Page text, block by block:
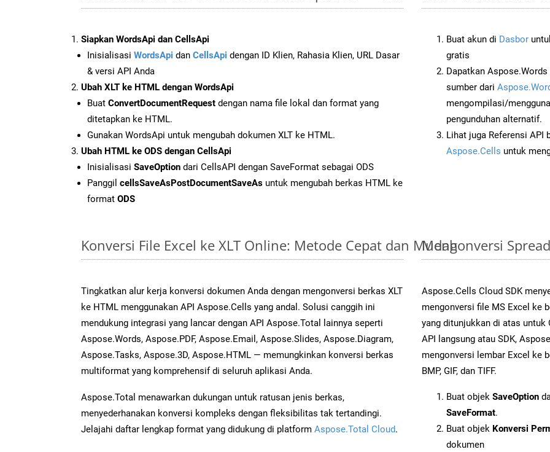
Siapkan WordsApi dan CellsApi
Inisialisasi WordsApi dan CellsApi dengan ID Klien, Rahasia Klien, URL Dasar
& versi API Anda
Ubah XLT ke HTML dengan WordsApi
Buat ConvertDocumentRequest dengan nama file lokal dan format yang
ditetapkan ke HTML.
Gunakan WordsApi untuk mengubah dokumen XLT ke HTML.
Ubah HTML ke ODS dengan CellsApi
Inisialisasi SaveOption dari CellsAPI dengan SaveFormat sebagai ODS
Panggil cellsSaveAsPostDocumentSaveAs untuk mengubah berkas HTML ke
format ODS
Buat akun di Dasbor
gratis
Dapatkan
sumber dari
mengompilasi/
pengunduhan alternatif.
Lihat juga Referensi API
Aspose.Cells untuk
Konversi File Excel ke XLT Online: Metode Cepat dan Mudah
Tingkatkan alur kerja konversi dokumen Anda dengan mengonversi berkas XLT
ke HTML menggunakan API Aspose.Cells yang andal. Solusi canggih ini
mendukung integrasi yang lancar dengan API Aspose.Total lainnya seperti
Aspose.Words, Aspose.PDF, Aspose.Email, Aspose.Slides, Aspose.Diagram,
Aspose.Tasks, Aspose.3D, Aspose.HTML — memungkinkan konversi berkas
multiformat yang komprehensif di seluruh aplikasi Anda.
Aspose.Total menawarkan dukungan untuk ratusan jenis berkas,
menyederhanakan konversi kompleks dengan fleksibilitas tak tertandingi.
Jelajahi daftar lengkap format yang didukung di platform Aspose.Total Cloud.
Mengonversi
Aspose.Cells Cloud SDK
mengonversi file MS Excel ke
yang ditunjukkan di atas untuk
API langsung atau SDK,
mengonversi lembar Excel ke
BMP, GIF, dan TIFF.
Buat objek SaveOption
SaveFormat.
Buat objek Konversi
dokumen